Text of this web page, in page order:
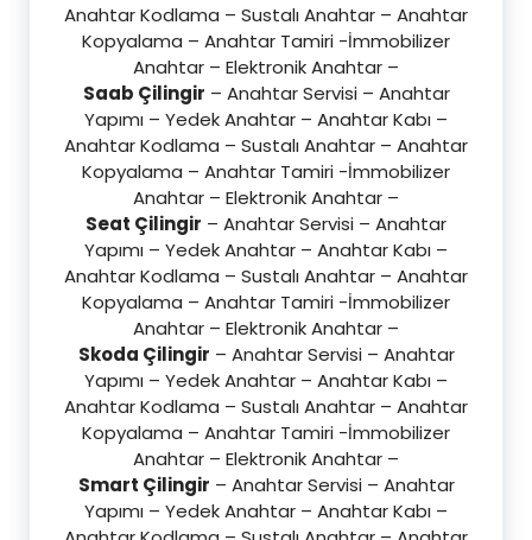
Anahtar Kodlama – Sustalı Anahtar – Anahtar
Kopyalama – Anahtar Tamiri -İmmobilizer
Anahtar – Elektronik Anahtar –
Saab Çilingir – Anahtar Servisi – Anahtar
Yapımı – Yedek Anahtar – Anahtar Kabı –
Anahtar Kodlama – Sustalı Anahtar – Anahtar
Kopyalama – Anahtar Tamiri -İmmobilizer
Anahtar – Elektronik Anahtar –
Seat Çilingir – Anahtar Servisi – Anahtar
Yapımı – Yedek Anahtar – Anahtar Kabı –
Anahtar Kodlama – Sustalı Anahtar – Anahtar
Kopyalama – Anahtar Tamiri -İmmobilizer
Anahtar – Elektronik Anahtar –
Skoda Çilingir – Anahtar Servisi – Anahtar
Yapımı – Yedek Anahtar – Anahtar Kabı –
Anahtar Kodlama – Sustalı Anahtar – Anahtar
Kopyalama – Anahtar Tamiri -İmmobilizer
Anahtar – Elektronik Anahtar –
Smart Çilingir – Anahtar Servisi – Anahtar
Yapımı – Yedek Anahtar – Anahtar Kabı –